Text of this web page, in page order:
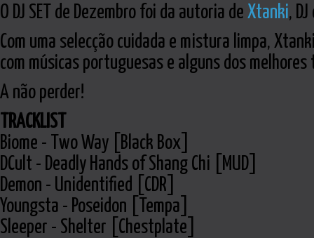
O DJ SET de Dezembro foi da autoria de Xtanki,
Com uma selecção cuidada e mistura limpa,
com músicas portuguesas e alguns dos
A não perder!
TRACKLIST
Biome - Two Way [Black Box]
DCult - Deadly Hands of Shang Chi [MUD]
Demon - Unidentified [CDR]
Youngsta - Poseidon [Tempa]
Sleeper - Shelter [Chestplate]